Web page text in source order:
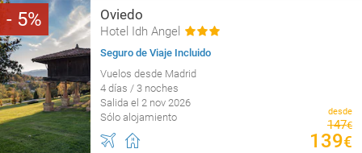
5 Oviedo
Hotel Idh Angel
Seguro de Viaje Incluido
Vuelos desde Madrid
4 días / 3 noches
Salida el 2 nov 2026
Sólo alojamiento
desde
147€
139€